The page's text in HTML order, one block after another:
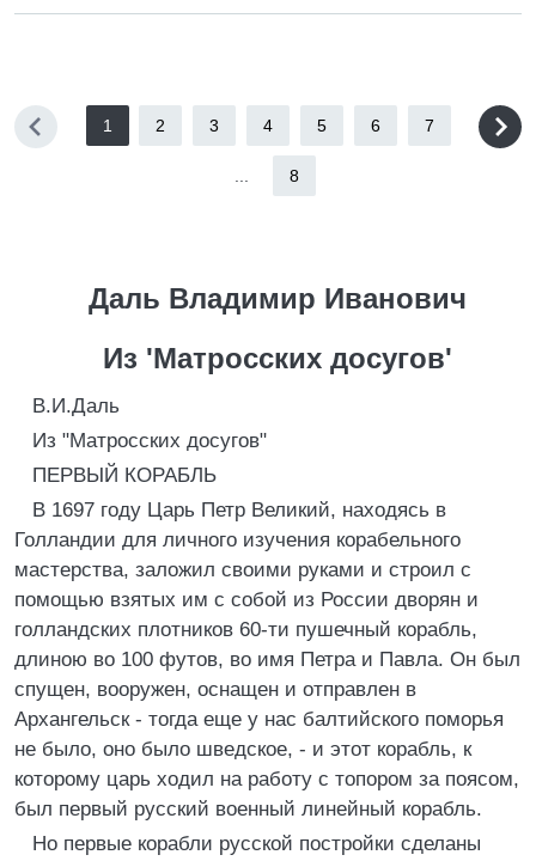
1 2 3 4 5 6 7
8
Даль Владимир Иванович
Из 'Матросских досугов'
B.И.Даль
Из "Матросских досугов"
ПЕРВЫЙ КОРАБЛЬ
В 1697 году Царь Петр Великий, находясь в
Голландии для личного изучения корабельного
мастерства, заложил своими руками и строил с
помощью взятых им с собой из России дворян и
голландских плотников 60-ти пушечный корабль,
длиною во 100 футов, во имя Петра и Павла. Он был
спущен, вооружен, оснащен и отправлен в
Архангельск - тогда еще у нас балтийского поморья
не было, оно было шведское, - и этот корабль, к
которому царь ходил на работу с топором за поясом,
был первый русский военный линейный корабль.
Но первые корабли русской постройки сделаны